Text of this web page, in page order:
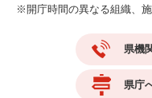
※開庁時間の異なる組織、施
県機
県庁